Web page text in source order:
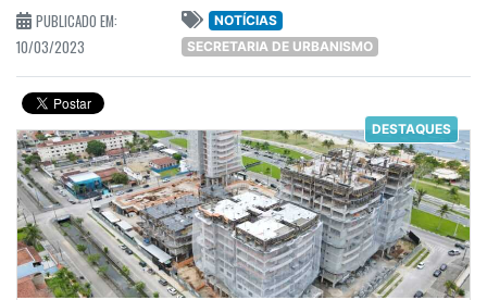
PUBLICADO EM:
10/03/2023
NOTÍCIAS
SECRETARIA DE URBANISMO
DESTAQUES